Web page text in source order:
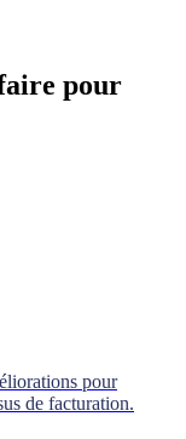
pour
pour
de facturation.